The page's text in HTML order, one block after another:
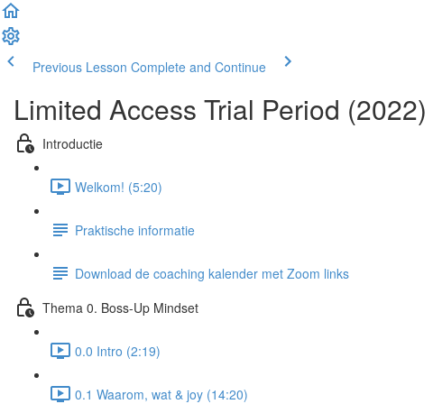
Previous Lesson Complete and Continue
Limited Access Trial Period
Introductie
Welkom! (5:20)
Praktische informatie
Download de coaching kalender met Zoom links
Thema 0. Boss-Up Mindset
0.0 Intro (2:19)
0.1 Waarom, wat & joy (14:20)